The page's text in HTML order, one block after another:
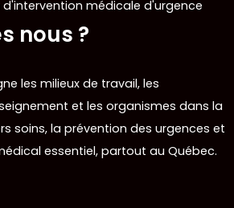
nous ?
les milieux de travail, les
et les organismes dans la
soins, la prévention des urgences et
essentiel, partout au Québec.